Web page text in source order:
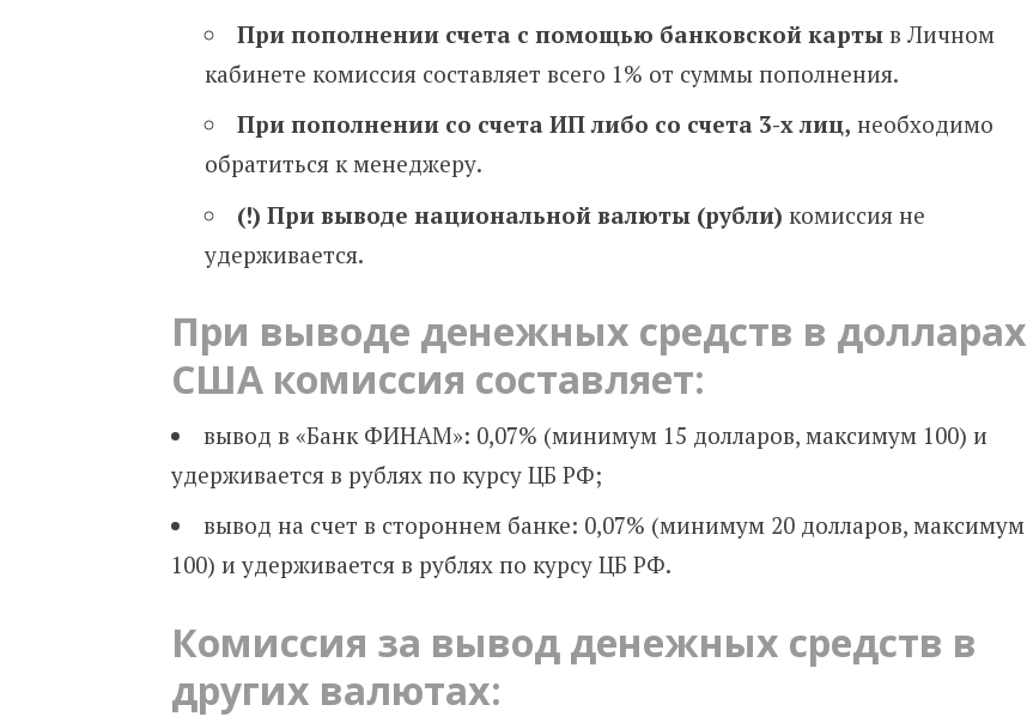
При пополнении счета с помощью банковской карты в Личном
кабинете комиссия составляет всего 1% от суммы пополнения.
При пополнении со счета ИП либо со счета 3-х лиц, необходимо
обратиться к менеджеру.
(!) При выводе национальной валюты (рубли)комиссия не
удерживается.
При выводе денежных средств в долларах
США комиссия составляет:
вывод в «Банк ФИНАМ»: 0,07% (минимум 15 долларов, максимум 100) и
удерживается в рублях по курсу ЦБ РФ;
вывод на счет в стороннем банке: 0,07% (минимум 20 долларов, максимум
100) и удерживается в рублях по курсу ЦБ РФ.
Комиссия за вывод денежных средств в
других валютах: